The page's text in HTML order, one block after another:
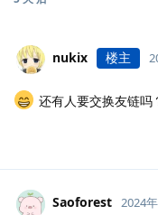
nukix 楼主
还有人要交换友链吗
Saoforest 2024